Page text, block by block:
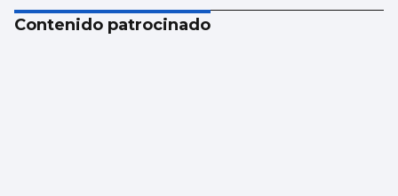
Contenido patrocinado